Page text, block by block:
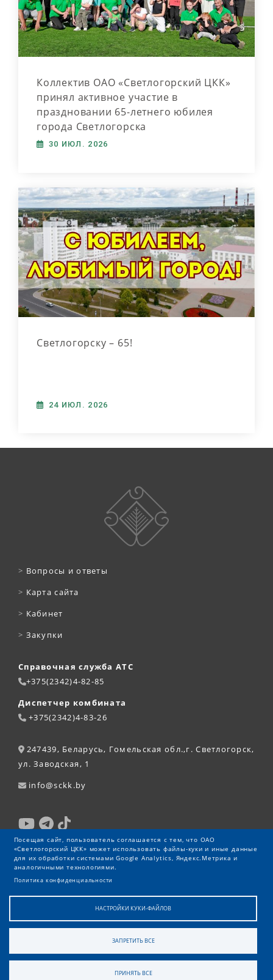
Коллектив ОАО «Светлогорский ЦКК»
принял активное участие в
праздновании 65-летнего юбилея
города Светлогорска
30 ИЮЛ. 2026
Светлогорску – 65!
24 ИЮЛ. 2026
> Вопросы и ответы
> Карта сайта
> Кабинет
> Закупки
Справочная служба АТС
+375(2342)4-82-85
Диспетчер комбината
+375(2342)4-83-26
247439, Беларусь, Гомельская обл.,г. Светлогорск,
ул. Заводская, 1
info@sckk.by
Посещая сайт, пользователь соглашается с тем, что ОАО
«Светлогорский ЦКК» может использовать файлы-куки и иные данные
для их обработки системами Google Analytics, Яндекс.Метрика и
аналогичными технологиями.
Политика конфиденциальности
НАСТРОЙКИ КУКИ-ФАЙЛОВ
ЗАПРЕТИТЬ ВСЕ
ПРИНЯТЬ ВСЕ